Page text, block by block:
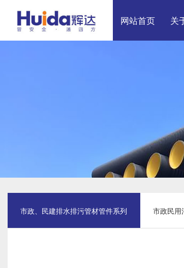
网站首页 关
市政、民建排水排污管材管件系列 市政民用